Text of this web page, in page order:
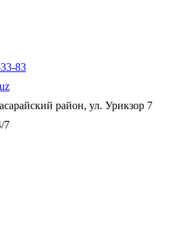
83
район, ул. Урикзор 7
7